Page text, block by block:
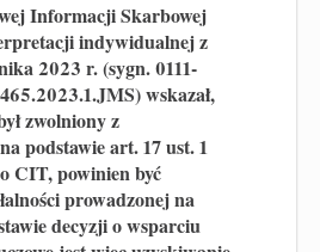
Informacji Skarbowej
indywidualnej z
2023 r. (sygn. 0111-
wskazał,
zwolniony z
podstawie art. 17 ust. 1
CIT, powinien być
prowadzonej na
decyzji o wsparciu